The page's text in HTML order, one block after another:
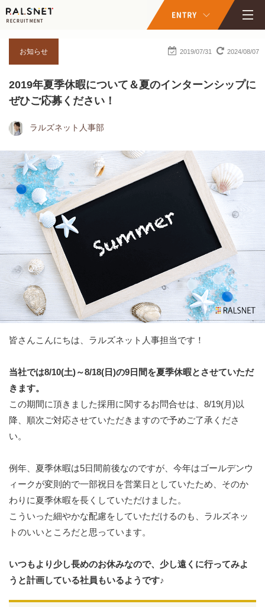
お知らせ 2019/07/31 2024/08/07
2019年夏季休暇について＆夏のインターンシップに
ぜひご応募ください！
ラルズネット人事部
皆さんこんにちは、ラルズネット人事担当です！
当社では8/10(土)～8/18(日)の9日間を夏季休暇とさせていただ
きます。
この期間に頂きました採用に関するお問合せは、8/19(月)以
降、順次ご対応させていただきますので予めご了承くださ
い。
例年、夏季休暇は5日間前後なのですが、今年はゴールデンウ
ィークが変則的で一部祝日を営業日としていたため、そのか
わりに夏季休暇を長くしていただけました。
こういった細やかな配慮をしていただけるのも、ラルズネッ
トのいいところだと思っています。
いつもより少し長めのお休みなので、少し遠くに行ってみよ
うと計画している社員もいるようです♪